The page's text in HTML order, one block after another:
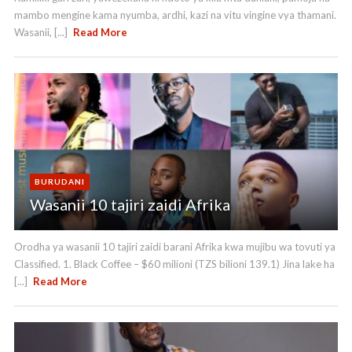
mambo mengine kama nyumba, ardhi, kazi na vitu vingine vya thamani.
Wasanii, [...]
Read More
BURUDANI
Wasanii 10 tajiri zaidi Afrika
Orodha ya wasanii 10 tajiri zaidi barani Afrika kwa mujibu wa tovuti ya
Classified. 1. Black Coffee – $60 milioni (TZS bilioni 139.1) Jina lake ha
[...]
Read More